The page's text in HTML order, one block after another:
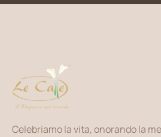
Celebriamo la vita, onorando la